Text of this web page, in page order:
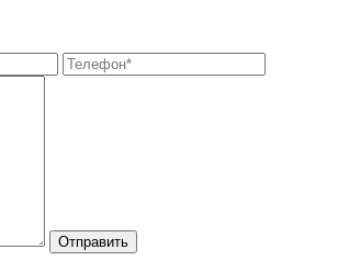
Отправить